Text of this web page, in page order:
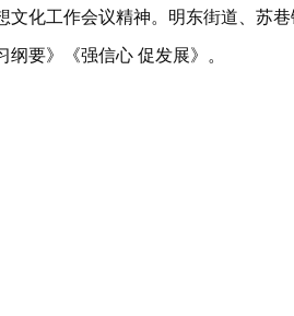
化工作会议精神。明东街道、苏巷
要》《强信心 促发展》。